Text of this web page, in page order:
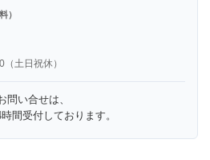
）
土日祝休）
問い合せは、
間受付しております。